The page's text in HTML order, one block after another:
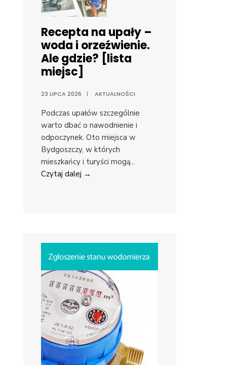
Recepta na upały –
woda i orzeźwienie.
Ale gdzie? [lista
miejsc]
23 LIPCA 2026 | AKTUALNOŚCI
Podczas upałów szczególnie
warto dbać o nawodnienie i
odpoczynek. Oto miejsca w
Bydgoszczy, w których
mieszkańcy i turyści mogą...
Czytaj dalej →